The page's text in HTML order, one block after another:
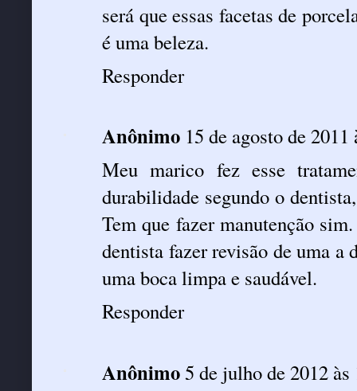
será que essas facetas de
é uma beleza.
Responder
Anônimo 15 de agosto de 2011
Meu marico fez esse
durabilidade segundo o
Tem que fazer manutenção
dentista fazer revisão de uma a
uma boca limpa e saudável.
Responder
Anônimo5 de julho de 2012 às